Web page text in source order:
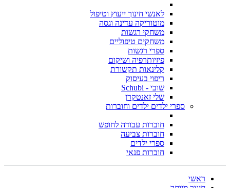
לאנשי חינוך ייעוץ וטיפול
מוטוריקה עדינה וגסה
משחקי רגשות
משחקים טיפוליים
ספרי רגשות
פיזיותרפיה ושיקום
קלינאות תקשורת
ריפוי בעיסוק
שובי - Schubi
שלי זאנטקרן
ספרי ילדים ילדים וחוברות
חוברות עבודה לחופש
חוברות צביעה
ספרי ילדים
חוברות פנאי
ראשי